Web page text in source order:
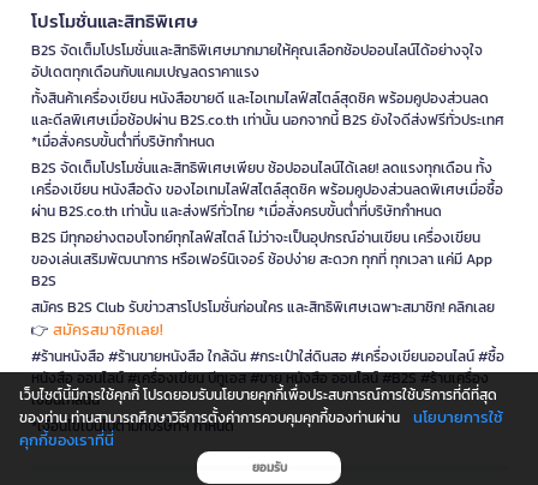
โปรโมชั่นและสิทธิพิเศษ
B2S จัดเต็มโปรโมชั่นและสิทธิพิเศษมากมายให้คุณเลือกช้อปออนไลน์ได้อย่างจุใจ
อัปเดตทุกเดือนกับแคมเปญลดราคาแรง
ทั้งสินค้าเครื่องเขียน หนังสือขายดี และไอเทมไลฟ์สไตล์สุดชิค พร้อมคูปองส่วนลด
และดีลพิเศษเมื่อช้อปผ่าน B2S.co.th เท่านั้น นอกจากนี้ B2S ยังใจดีส่งฟรีทั่วประเทศ
*เมื่อสั่งครบขั้นต่ำที่บริษัทกำหนด
B2S จัดเต็มโปรโมชั่นและสิทธิพิเศษเพียบ ช้อปออนไลน์ได้เลย! ลดแรงทุกเดือน ทั้ง
เครื่องเขียน หนังสือดัง ของไอเทมไลฟ์สไตล์สุดชิค พร้อมคูปองส่วนลดพิเศษเมื่อซื้อ
ผ่าน B2S.co.th เท่านั้น และส่งฟรีทั่วไทย *เมื่อสั่งครบขั้นต่ำที่บริษัทกำหนด
B2S มีทุกอย่างตอบโจทย์ทุกไลฟ์สไตล์ ไม่ว่าจะเป็นอุปกรณ์อ่านเขียน เครื่องเขียน
ของเล่นเสริมพัฒนาการ หรือเฟอร์นิเจอร์ ช้อปง่าย สะดวก ทุกที่ ทุกเวลา แค่มี App
B2S
สมัคร B2S Club รับข่าวสารโปรโมชั่นก่อนใคร และสิทธิพิเศษเฉพาะสมาชิก! คลิกเลย
👉 สมัครสมาชิกเลย!
#ร้านหนังสือ #ร้านขายหนังสือ ใกล้ฉัน #กระเป๋าใส่ดินสอ #เครื่องเขียนออนไลน์ #ซื้อ
หนังสือ ออนไลน์ #เครื่องเขียน บีทูเอส #ขาย หนังสือ ออนไลน์ #B2S #ร้านเครื่อง
เขียนใกล้ฉัน
*เงื่อนไขเป็นไปตามที่บริษัทฯ กำหนด
เว็บไซต์นี้มีการใช้คุกกี้ โปรดยอมรับนโยบายคุกกี้เพื่อประสบการณ์การใช้บริการที่ดีที่สุด
ของท่าน ท่านสามารถศึกษาวิธีการตั้งค่าการควบคุมคุกกี้ของท่านผ่าน
นโยบายการใช้
คุกกี้ของเราที่นี่
ยอมรับ